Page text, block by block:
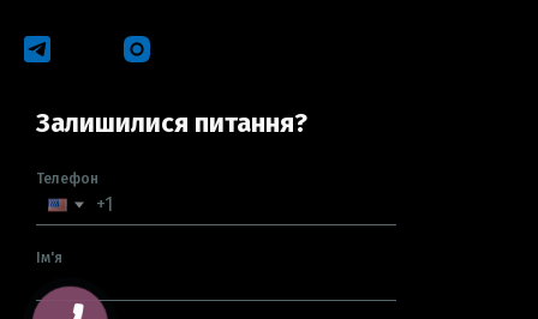
Залишилися питання?
Телефон
Ім'я